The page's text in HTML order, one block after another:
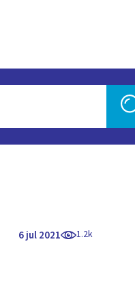
6 jul 2021 1.2k